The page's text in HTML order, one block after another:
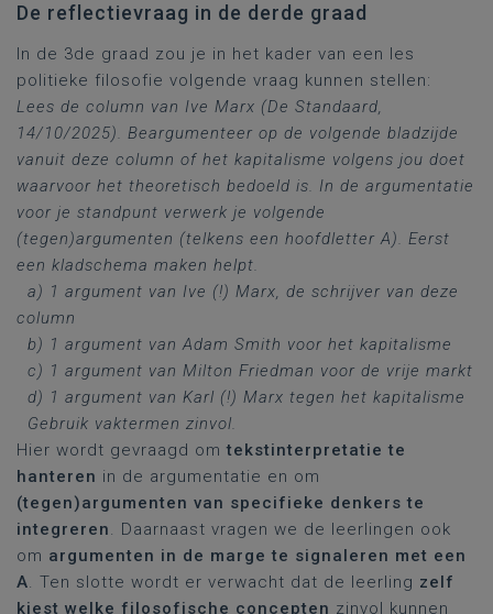
De reflectievraag in de derde graad
In de 3de graad zou je in het kader van een les
politieke filosofie volgende vraag kunnen stellen:
Lees de column van Ive Marx (De Standaard,
14/10/2025). Beargumenteer op de volgende bladzijde
vanuit deze column of het kapitalisme volgens jou doet
waarvoor het theoretisch bedoeld is. In de argumentatie
voor je standpunt verwerk je volgende
(tegen)argumenten (telkens een hoofdletter A). Eerst
een kladschema maken helpt.
a) 1 argument van Ive (!) Marx, de schrijver van deze
column
b) 1 argument van Adam Smith voor het kapitalisme
c) 1 argument van Milton Friedman voor de vrije markt
d) 1 argument van Karl (!) Marx tegen het kapitalisme
Gebruik vaktermen zinvol.
Hier wordt gevraagd omtekstinterpretatie te
hanteren in de argumentatie en om
(tegen)argumenten van specifieke denkers te
integreren. Daarnaast vragen we de leerlingen ook
om argumenten in de marge te signaleren met een
A. Ten slotte wordt er verwacht dat de leerling zelf
kiest welke filosofische concepten zinvol kunnen